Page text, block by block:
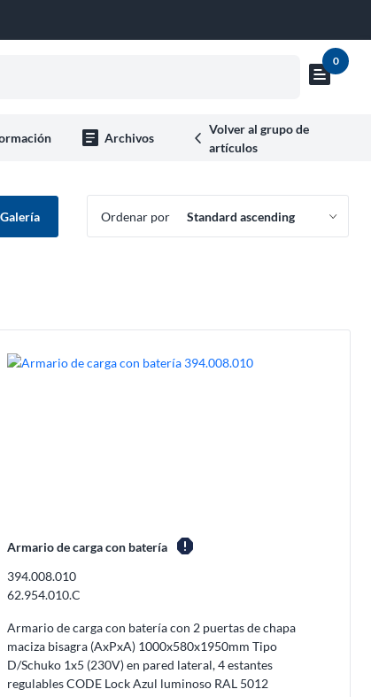
Mostrar
previa
text_snippet0
article Archivos
Volver al grupo de
artículos
Galería Ordenar por
Armario de carga con batería report
394.008.010
62.954.010.C
Armario de carga con batería con 2 puertas de chapa
maciza bisagra (AxPxA) 1000x580x1950mm Tipo
D/Schuko 1x5 (230V) en pared lateral, 4 estantes
regulables CODE Lock Azul luminoso RAL 5012